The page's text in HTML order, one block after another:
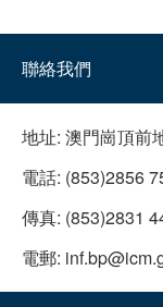
聯絡我們
地址: 澳門崗頂前
電話: (853)2856
傳真: (853)2831
電郵: